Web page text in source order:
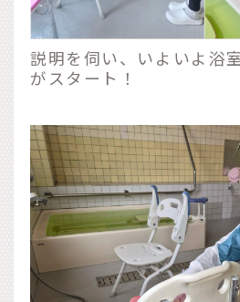
説明を伺い、いよいよ浴
がスタート！